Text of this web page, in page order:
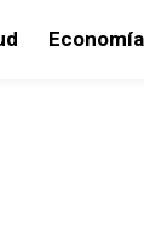
Economía